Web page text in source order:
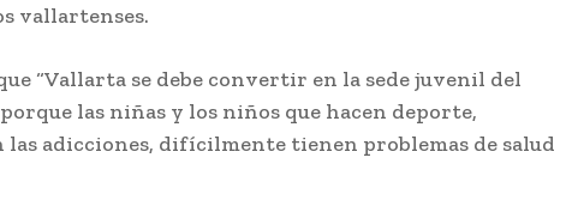
vallartenses.
“Vallarta se debe convertir en la sede juvenil del
las niñas y los niños que hacen deporte,
adicciones, difícilmente tienen problemas de salud